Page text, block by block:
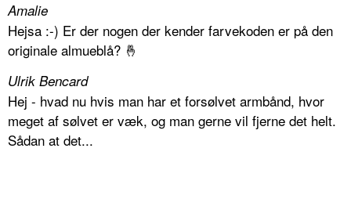
Amalie
Hejsa :-) Er der nogen der kender farvekoden er på den
originale almueblå? 🤞
Ulrik Bencard
Hej - hvad nu hvis man har et forsølvet armbånd, hvor
meget af sølvet er væk, og man gerne vil fjerne det helt.
Sådan at det...